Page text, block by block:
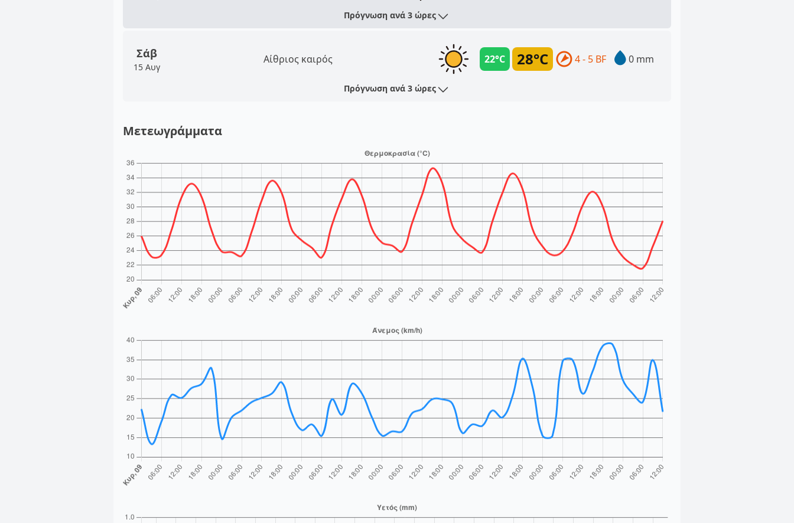
Πρόγνωση ανά 3 ώρες
Σάβ
15 Αυγ
Αίθριος καιρός 28°C
22°C 4 - 5 BF 0 mm
Πρόγνωση ανά 3 ώρες
Μετεωγράμματα